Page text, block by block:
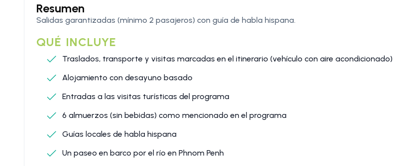
Resumen
Salidas garantizadas (mínimo 2 pasajeros) con guía de habla hispana.
QUÉ INCLUYE
Traslados, transporte y visitas marcadas en el itinerario (vehículo con aire acondicionado)
Alojamiento con desayuno basado
Entradas a las visitas turísticas del programa
6 almuerzos (sin bebidas) como mencionado en el programa
Guías locales de habla hispana
Un paseo en barco por el río en Phnom Penh